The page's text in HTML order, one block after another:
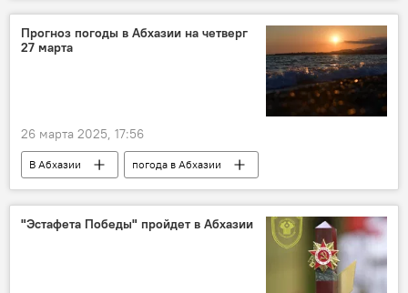
Прогноз погоды в Абхазии на четверг
27 марта
26 марта 2025, 17:56
В Абхазии погода в Абхазии
"Эстафета Победы" пройдет в Абхазии